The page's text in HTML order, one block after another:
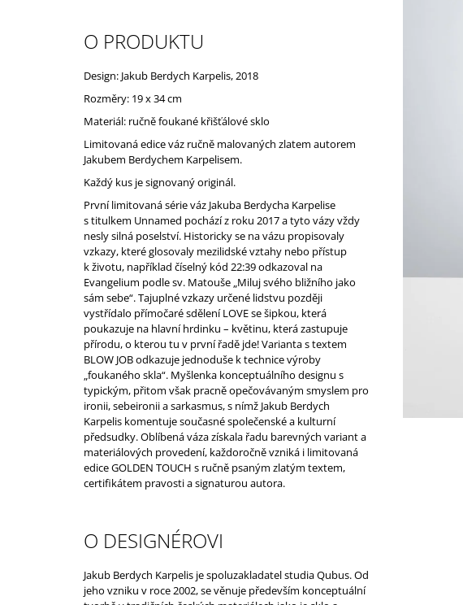
O PRODUKTU
Design: Jakub Berdych Karpelis, 2018
Rozměry: 19 x 34 cm
Materiál: ručně foukané křišťálové sklo
Limitovaná edice váz ručně malovaných zlatem autorem
Jakubem Berdychem Karpelisem.
Každý kus je signovaný originál.
První limitovaná série váz Jakuba Berdycha Karpelise
s titulkem Unnamed pochází z roku 2017 a tyto vázy vždy
nesly silná poselství. Historicky se na vázu propisovaly
vzkazy, které glosovaly mezilidské vztahy nebo přístup
k životu, například číselný kód 22:39 odkazoval na
Evangelium podle sv. Matouše „Miluj svého bližního jako
sám sebe“. Tajuplné vzkazy určené lidstvu později
vystřídalo přímočaré sdělení LOVE se šipkou, která
poukazuje na hlavní hrdinku – květinu, která zastupuje
přírodu, o kterou tu v první řadě jde! Varianta s textem
BLOW JOB odkazuje jednoduše k technice výroby
„foukaného skla“. Myšlenka konceptuálního designu s
typickým, přitom však pracně opečovávaným smyslem pro
ironii, sebeironii a sarkasmus, s nímž Jakub Berdych
Karpelis komentuje současné společenské a kulturní
předsudky.Oblíbená váza získala řadu barevných variant a
materiálových provedení, každoročně vzniká i limitovaná
edice GOLDEN TOUCH s ručně psaným zlatým textem,
certifikátem pravosti a signaturou autora.
O DESIGNÉROVI
Jakub Berdych Karpelis je spoluzakladatel studia Qubus. Od
jeho vzniku v roce 2002, se věnuje především konceptuální